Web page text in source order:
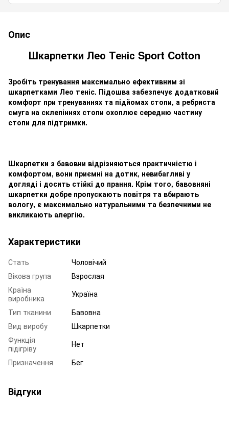
Опис
Шкарпетки Лео Теніс Sport Cotton
Зробіть тренування максимально ефективним зі
шкарпетками Лео теніс. Підошва забезпечує додатковий
комфорт при тренуваннях та підйомах стопи, а ребриста
смуга на склепіннях стопи охоплює середню частину
стопи для підтримки.
Шкарпетки з бавовни відрізняються практичністю і
комфортом, вони приємні на дотик, невибагливі у
догляді і досить стійкі до прання. Крім того, бавовняні
шкарпетки добре пропускають повітря та вбирають
вологу, є максимально натуральними та безпечними не
викликають алергію.
Характеристики
Стать
Чоловічий
Вікова група
Взрослая
Країна
виробника
Україна
Тип тканини
Бавовна
Вид виробу
Шкарпетки
Функція
підігріву
Нет
Призначення
Бег
Відгуки